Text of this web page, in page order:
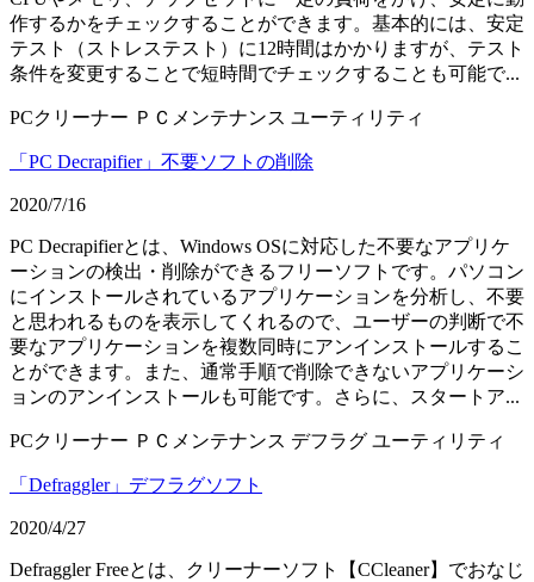
作するかをチェックすることができます。基本的には、安定
テスト（ストレステスト）に12時間はかかりますが、テスト
条件を変更することで短時間でチェックすることも可能で...
PCクリーナー ＰＣメンテナンス ユーティリティ
「PC Decrapifier」不要ソフトの削除
2020/7/16
PC Decrapifierとは、Windows OSに対応した不要なアプリケ
ーションの検出・削除ができるフリーソフトです。パソコン
にインストールされているアプリケーションを分析し、不要
と思われるものを表示してくれるので、ユーザーの判断で不
要なアプリケーションを複数同時にアンインストールするこ
とができます。また、通常手順で削除できないアプリケーシ
ョンのアンインストールも可能です。さらに、スタートア...
PCクリーナー ＰＣメンテナンス デフラグ ユーティリティ
「Defraggler」デフラグソフト
2020/4/27
Defraggler Freeとは、クリーナーソフト【CCleaner】でおなじ